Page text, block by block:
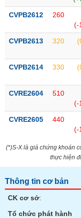
CVPB2612 260
(-
CVPB2613 320
CVPB2614 330
CVRE2604 510
(-
CVRE2605 440
(-
(*)S-X là giá chứng khoán
thực hiện
Thông tin cơ bản
CK cơ sở:
Tổ chức phát hành
Công
đầu
tư
thông
tài
chính